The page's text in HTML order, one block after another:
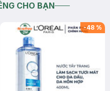
CHO BẠN
-48 %